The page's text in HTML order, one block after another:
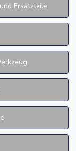
Ersatzteile